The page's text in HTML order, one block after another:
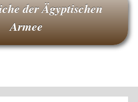
der Ägyptischen
Armee